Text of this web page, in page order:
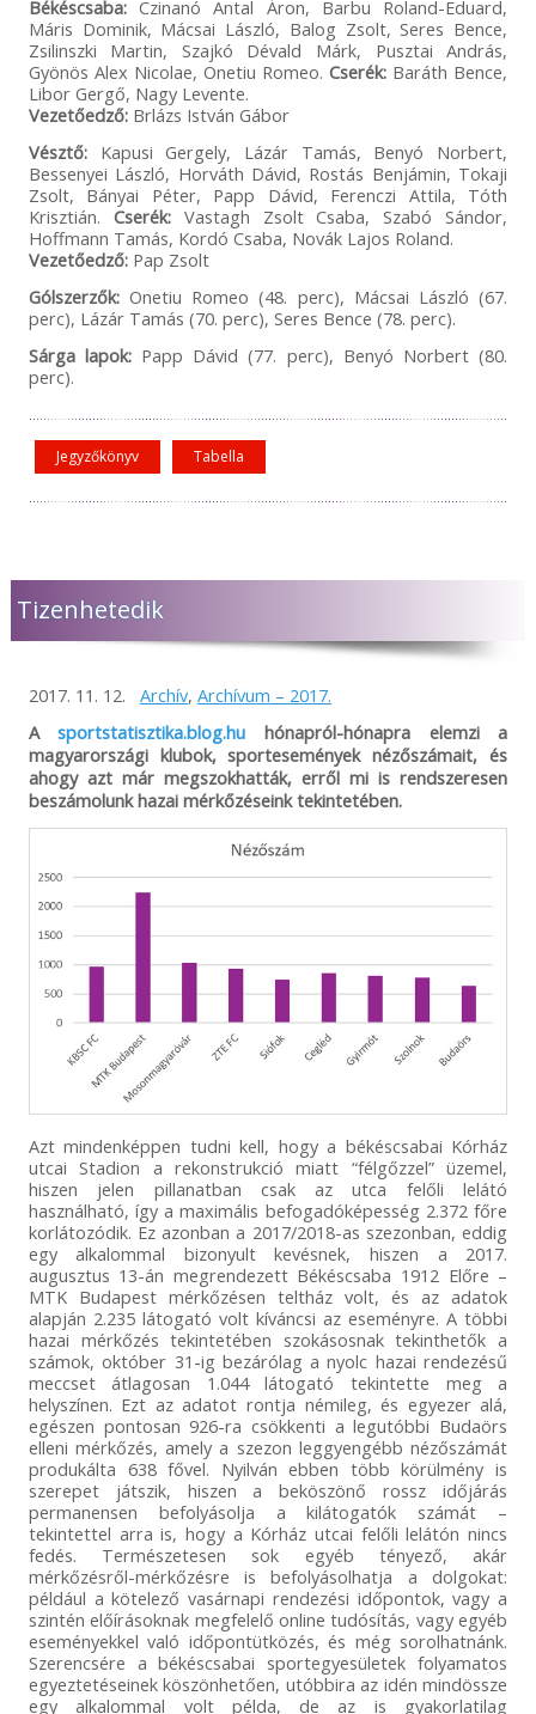
Békéscsaba:Czinanó Antal Áron, Barbu Roland-Eduard,
Máris Dominik, Mácsai László, Balog Zsolt, Seres Bence,
Zsilinszki Martin, Szajkó Dévald Márk, Pusztai András,
Gyönös Alex Nicolae, Onetiu Romeo.Cserék: Baráth Bence,
Libor Gergő, Nagy Levente.
Vezetőedző:Brlázs István Gábor
Vésztő:Kapusi Gergely, Lázár Tamás, Benyó Norbert,
Bessenyei László, Horváth Dávid, Rostás Benjámin, Tokaji
Zsolt, Bányai Péter, Papp Dávid, Ferenczi Attila, Tóth
Krisztián. Cserék:Vastagh Zsolt Csaba, Szabó Sándor,
Hoffmann Tamás, Kordó Csaba, Novák Lajos Roland.
Vezetőedző:Pap Zsolt
Gólszerzők:Onetiu Romeo (48. perc), Mácsai László (67.
perc), Lázár Tamás (70. perc), Seres Bence (78. perc).
Sárga lapok: Papp Dávid (77. perc), Benyó Norbert (80.
perc).
Jegyzőkönyv Tabella
Tizenhetedik
2017. 11. 12. Archív, Archívum – 2017.
Asportstatisztika.blog.hu hónapról-hónapra elemzi a
magyarországi klubok, sportesemények nézőszámait, és
ahogy azt már megszokhatták, erről mi is rendszeresen
beszámolunk hazai mérkőzéseink tekintetében.
Azt mindenképpen tudni kell, hogy a békéscsabai Kórház
utcai Stadion a rekonstrukció miatt “félgőzzel” üzemel,
hiszen jelen pillanatban csak az utca felőli lelátó
használható, így a maximális befogadóképesség 2.372 főre
korlátozódik. Ez azonban a 2017/2018-as szezonban, eddig
egy alkalommal bizonyult kevésnek, hiszen a 2017.
augusztus 13-án megrendezett Békéscsaba 1912 Előre –
MTK Budapest mérkőzésen teltház volt, és az adatok
alapján 2.235 látogató volt kíváncsi az eseményre. A többi
hazai mérkőzés tekintetében szokásosnak tekinthetők a
számok, október 31-ig bezárólag a nyolc hazai rendezésű
meccset átlagosan 1.044 látogató tekintette meg a
helyszínen. Ezt az adatot rontja némileg, és egyezer alá,
egészen pontosan 926-ra csökkenti a legutóbbi Budaörs
elleni mérkőzés, amely a szezon leggyengébb nézőszámát
produkálta 638 fővel. Nyilván ebben több körülmény is
szerepet játszik, hiszen a beköszönő rossz időjárás
permanensen befolyásolja a kilátogatók számát –
tekintettel arra is, hogy a Kórház utcai felőli lelátón nincs
fedés. Természetesen sok egyéb tényező, akár
mérkőzésről-mérkőzésre is befolyásolhatja a dolgokat:
például a kötelező vasárnapi rendezési időpontok, vagy a
szintén előírásoknak megfelelő online tudósítás, vagy egyéb
eseményekkel való időpontütközés, és még sorolhatnánk.
Szerencsére a békéscsabai sportegyesületek folyamatos
egyeztetéseinek köszönhetően, utóbbira az idén mindössze
egy alkalommal volt példa, de az is gyakorlatilag